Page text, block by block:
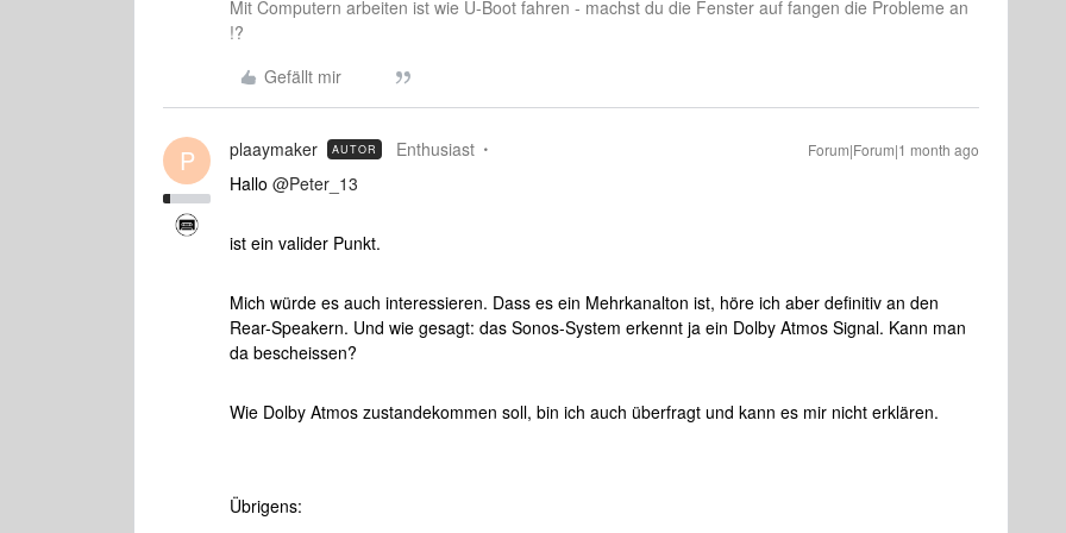
Mit Computern arbeiten ist wie U-Boot fahren - machst du die Fenster auf fangen die Probleme an
!?
Gefällt mir
P plaaymaker AUTOR Enthusiast Forum|Forum|1 month ago
Hallo ​ @Peter_13
ist ein valider Punkt.
Mich würde es auch interessieren. Dass es ein Mehrkanalton ist, höre ich aber definitiv an den
Rear-Speakern. Und wie gesagt: das Sonos-System erkennt ja ein Dolby Atmos Signal. Kann man
da bescheissen?
Wie Dolby Atmos zustandekommen soll, bin ich auch überfragt und kann es mir nicht erklären.
Übrigens: